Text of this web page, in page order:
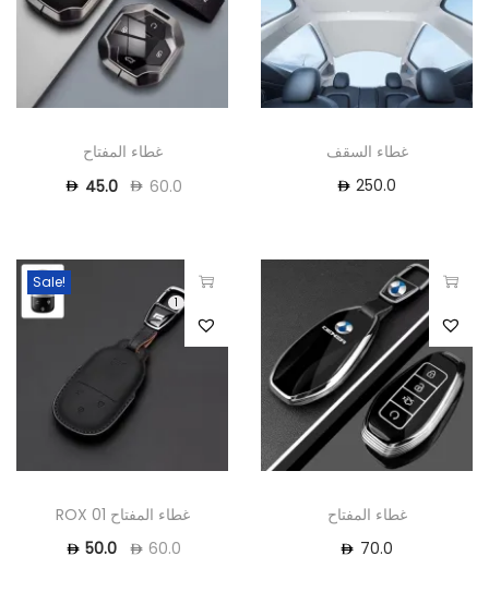
غطاء السقف
250.0
غطاء المفتاح
60.0
45.0
غطاء المفتاح
70.0
Sale!
1
غطاء المفتاح ROX 01
60.0
50.0